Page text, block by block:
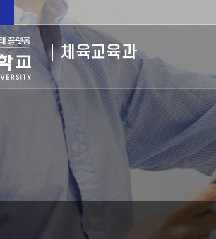
체육교육과